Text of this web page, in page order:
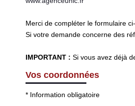
Merci de compléter le formulaire
Si votre demande concerne des
IMPORTANT : Si vous avez déjà
Vos coordonnées
* Information obligatoire